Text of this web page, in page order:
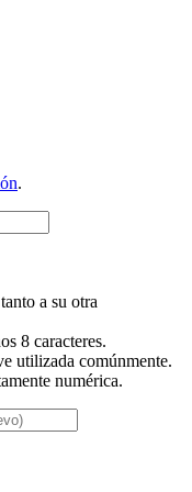
.
a su otra
8 caracteres.
utilizada comúnmente.
numérica.